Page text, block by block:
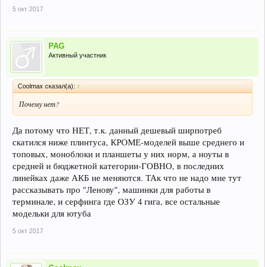
5 окт 2017
PAG
Активный участник
Coolmax сказал(а): ↑
Почему нет?
Да потому что НЕТ, т.к. данный дешевый ширпотреб
скатился ниже плинтуса, КРОМЕ-моделей выше среднего и
топовых, моноблоки и планшеты у них норм, а ноуты в
средней и бюджетной категории-ГОВНО, в последних
линейках даже АКБ не меняются. ТАк что не надо мне тут
рассказывать про "Ленову", машинки для работы в
терминале, и серфинга где ОЗУ 4 гига, все остальные
модельки для ютуба
5 окт 2017